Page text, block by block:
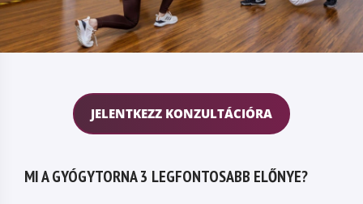
JELENTKEZZ KONZULTÁCIÓRA
MI A GYÓGYTORNA 3 LEGFONTOSABB ELŐNYE?